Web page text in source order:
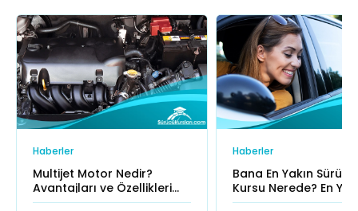
Haberler
Multijet Motor Nedir?
Avantajları ve Özellikleri
Nelerdir?
Haberler
Bana En Yakın Sürücü
Kursu Nerede? En
Sürücü Kursları